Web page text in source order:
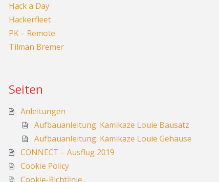
Hack a Day
Hackerfleet
PK – Remote
Tilman Bremer
Seiten
Anleitungen
Aufbauanleitung: Kamikaze Louie Bausatz
Aufbauanleitung: Kamikaze Louie Gehäuse
CONNECT – Ausflug 2019
Cookie Policy
Cookie-Richtlinie